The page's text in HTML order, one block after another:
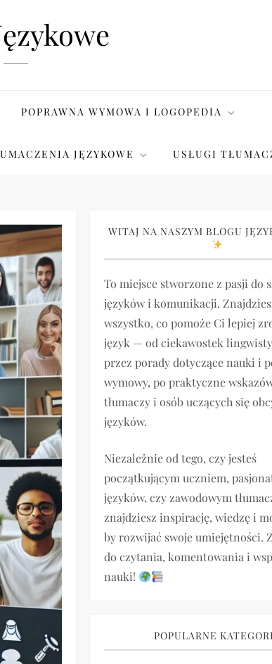
POPRAWNA WYMOWA I LOGOPEDIA
JĘZYKOWE USŁUGI
WITAJ NA NASZYM BLOGU
To miejsce stworzone z pasji do
języków i komunikacji.
wszystko, co pomoże Ci lepiej
język — od ciekawostek
przez porady dotyczące nauki i
wymowy, po praktyczne
tłumaczy i osób uczących się
języków.
Niezależnie od tego, czy jesteś
początkującym uczniem,
języków, czy zawodowym
znajdziesz inspirację, wiedzę i
by rozwijać swoje umiejętności.
do czytania, komentowania i
nauki!
POPULARNE